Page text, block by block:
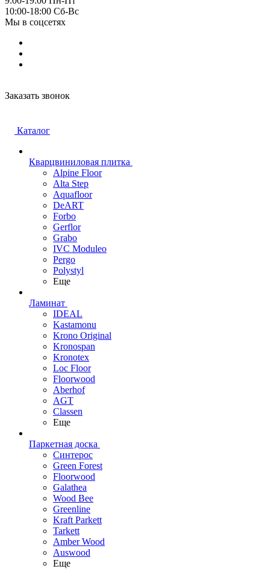
10:00-18:00 Cб-Вс
Мы в соцсетях
Заказать звонок
Каталог
Кварцвиниловая плитка
Alpine Floor
Alta Step
Aquafloor
DeART
Forbo
Gerflor
Grabo
IVC Moduleo
Pergo
Polystyl
Еще
Ламинат
IDEAL
Kastamonu
Krono Original
Kronospan
Kronotex
Loc Floor
Floorwood
Aberhof
AGT
Classen
Еще
Паркетная доска
Синтерос
Green Forest
Floorwood
Galathea
Wood Bee
Greenline
Kraft Parkett
Tarkett
Amber Wood
Auswood
Еще